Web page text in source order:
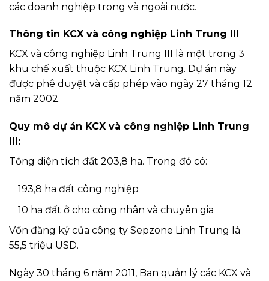
các doanh nghiệp trong và ngoài nước.
Thông tin KCX và công nghiệp Linh Trung III
KCX và công nghiệp Linh Trung III là một trong 3
khu chế xuất thuộc KCX Linh Trung. Dự án này
được phê duyệt và cấp phép vào ngày 27 tháng 12
năm 2002.
Quy mô dự án KCX và công nghiệp Linh Trung
III:
Tổng diện tích đất 203,8 ha. Trong đó có:
193,8 ha đất công nghiệp
10 ha đất ở cho công nhân và chuyên gia
Vốn đăng ký của công ty Sepzone Linh Trung là
55,5 triệu USD.
Ngày 30 tháng 6 năm 2011, Ban quản lý các KCX và